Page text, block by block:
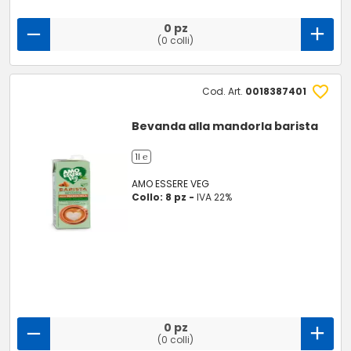
0 pz
(0 colli)
Cod. Art. 0018387401
Bevanda alla mandorla barista
1l ℮
AMO ESSERE VEG
Collo: 8 pz -IVA 22%
0 pz
(0 colli)